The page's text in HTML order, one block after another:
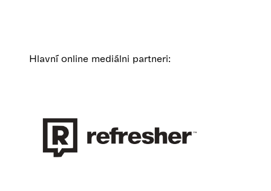
Hlavní online mediálni partneri: